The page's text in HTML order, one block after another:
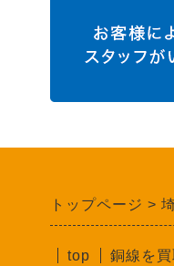
トップページ
top 銅線を